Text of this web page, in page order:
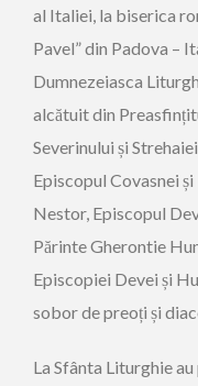
al Italiei, la biserica
Pavel” din Padova –
Dumnezeiasca
alcătuit din
Severinului și
Episcopul Covasnei
Nestor, Episcopul
Părinte Gherontie
Episcopiei Devei și
sobor de preoți și
La Sfânta Liturghie